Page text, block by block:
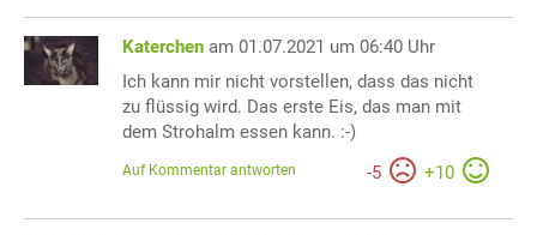
Katerchen am 01.07.2021 um 06:40 Uhr
Ich kann mir nicht vorstellen, dass das nicht
zu flüssig wird. Das erste Eis, das man mit
dem Strohalm essen kann. :-)
-5 +10
Auf Kommentar antworten